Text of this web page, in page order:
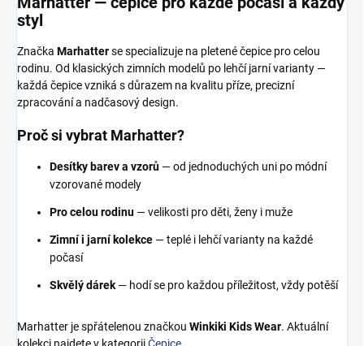
styl
Značka Marhatterse specializuje na pletené čepice pro celou
rodinu. Od klasických zimních modelů po lehčí jarní varianty —
každá čepice vzniká s důrazem na kvalitu příze, precizní
zpracování a nadčasový design.
Proč si vybrat Marhatter?
Desítky barev a vzorů — od jednoduchých uni po módní
vzorované modely
Pro celou rodinu — velikosti pro děti, ženy i muže
Zimní i jarní kolekce — teplé i lehčí varianty na každé
počasí
Skvělý dárek — hodí se pro každou příležitost, vždy potěší
Marhatter je spřátelenou značkou Winkiki Kids Wear. Aktuální